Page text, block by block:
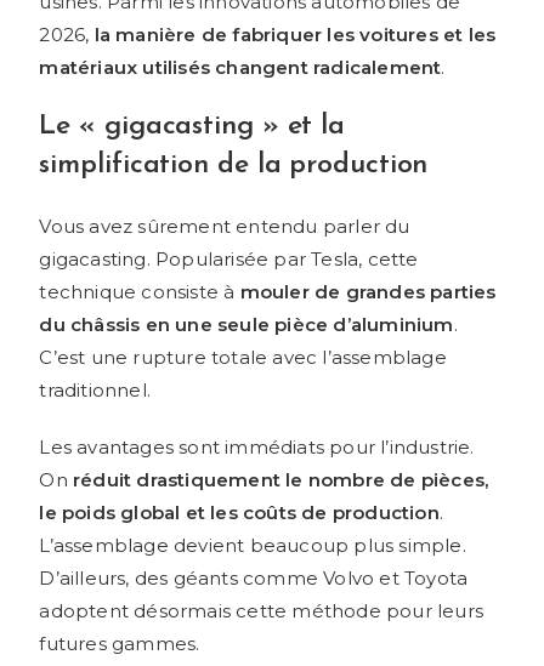
2026, la manière de fabriquer les voitures et les
matériaux utilisés changent radicalement.
Le « gigacasting » et la
simplification de la production
Vous avez sûrement entendu parler du
gigacasting. Popularisée par Tesla, cette
technique consiste à mouler de grandes parties
du châssis en une seule pièce d’aluminium.
C’est une rupture totale avec l’assemblage
traditionnel.
Les avantages sont immédiats pour l’industrie.
On réduit drastiquement le nombre de pièces,
le poids global et les coûts de production.
L’assemblage devient beaucoup plus simple.
D’ailleurs, des géants comme Volvo et Toyota
adoptent désormais cette méthode pour leurs
futures gammes.